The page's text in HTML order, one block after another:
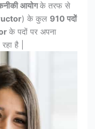
आयोग के तरफ से
) के कुल 910 पदों
के पदों पर अपना
है |